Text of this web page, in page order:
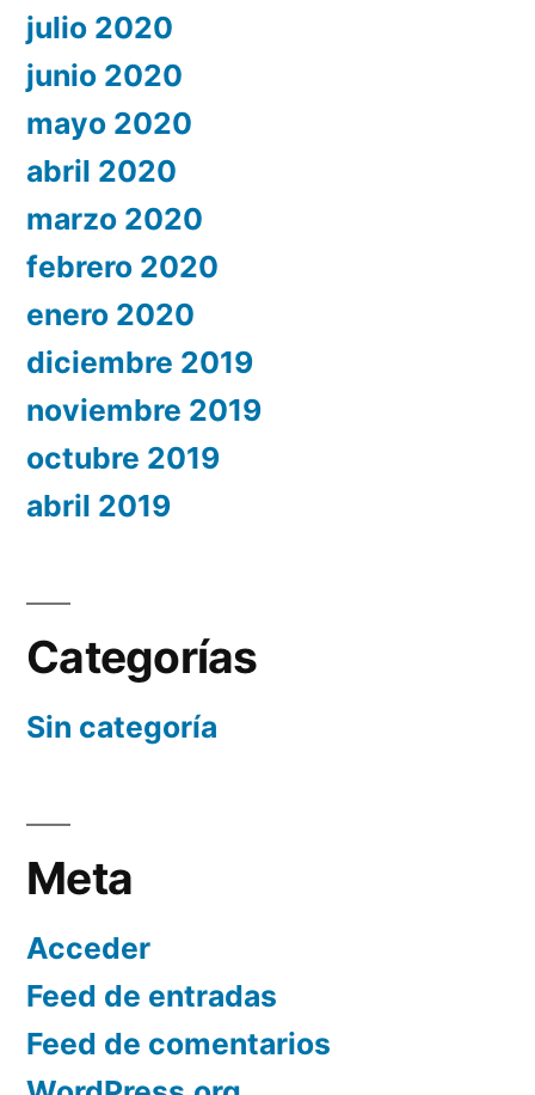
julio 2020
junio 2020
mayo 2020
abril 2020
marzo 2020
febrero 2020
enero 2020
diciembre 2019
noviembre 2019
octubre 2019
abril 2019
Categorías
Sin categoría
Meta
Acceder
Feed de entradas
Feed de comentarios